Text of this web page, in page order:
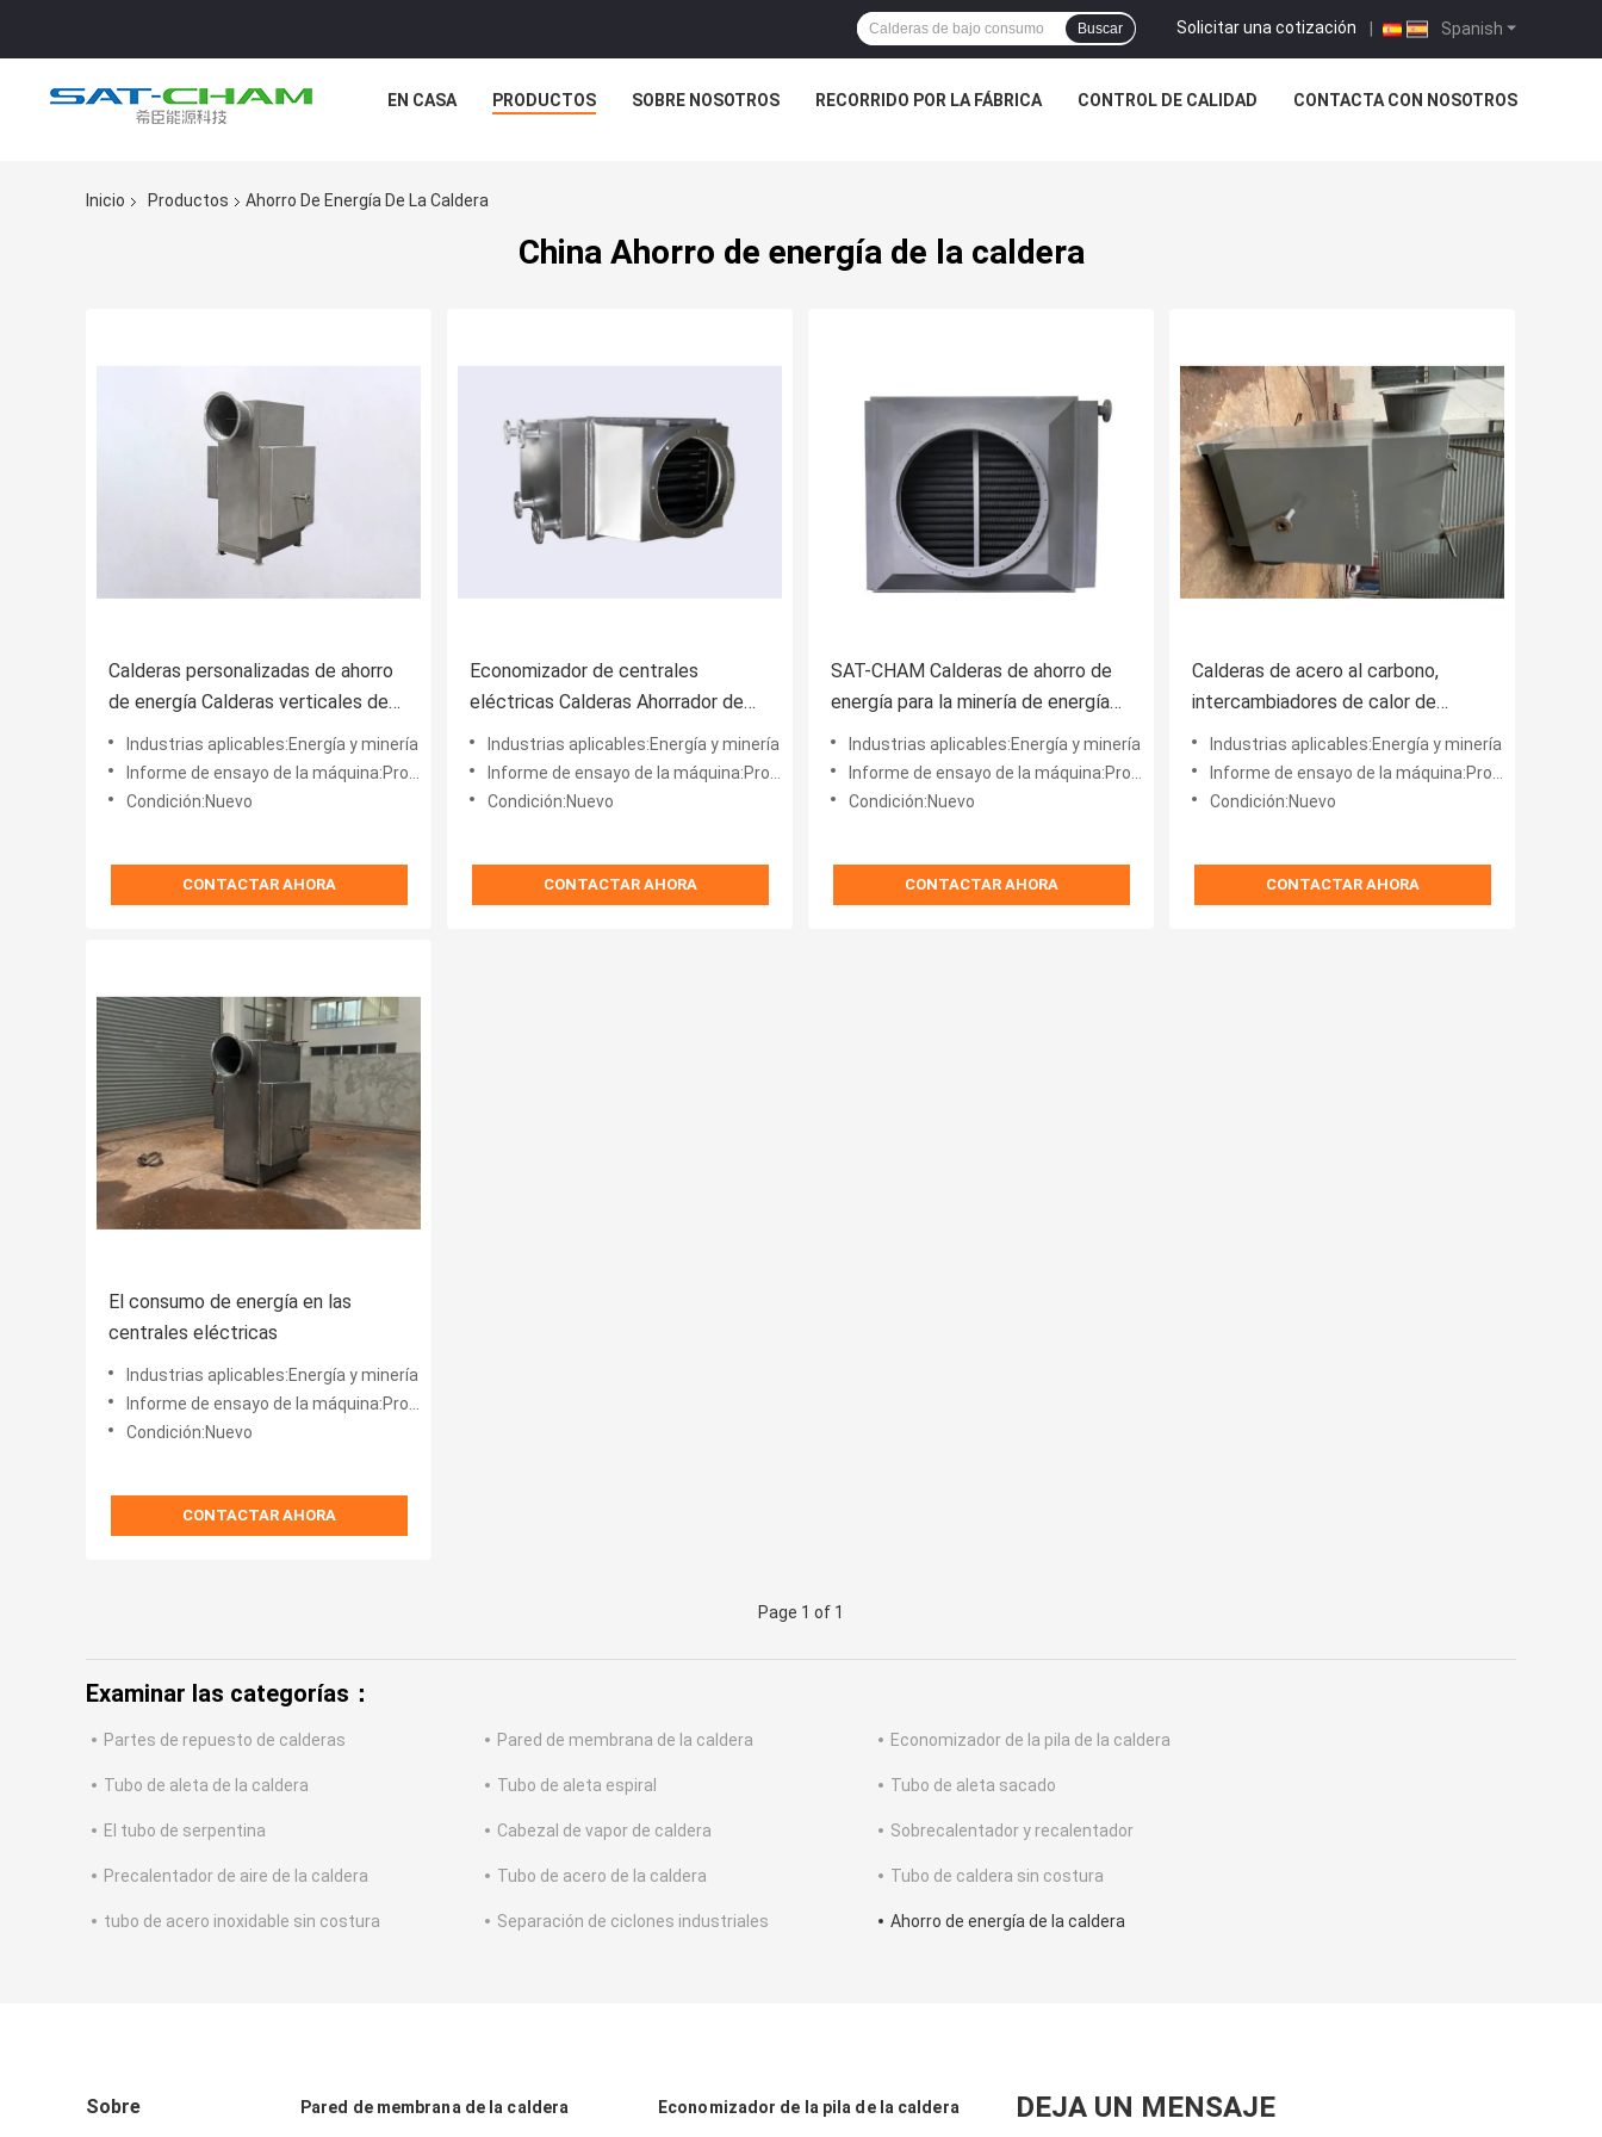
Spanish
Solicitar una cotización |
Buscar
EN CASA PRODUCTOS SOBRE NOSOTROS RECORRIDO POR LA FÁBRICA CONTROL DE CALIDAD CONTACTA CON NOSOTROS
Inicio Productos Ahorro De Energía De La Caldera
China Ahorro de energía de la caldera
Calderas personalizadas de ahorro
de energía Calderas verticales de
eficiencia energética
Industrias aplicables:Energía y minería
Informe de ensayo de la máquina:Proveedor
Condición:Nuevo
CONTACTAR AHORA
Economizador de centrales
eléctricas Calderas Ahorrador de
energía Esmalte 0,34 mm
Industrias aplicables:Energía y minería
Informe de ensayo de la máquina:Proveedor
Condición:Nuevo
CONTACTAR AHORA
SAT-CHAM Calderas de ahorro de
energía para la minería de energía
certificación ISO
Industrias aplicables:Energía y minería
Informe de ensayo de la máquina:Proveedor
Condición:Nuevo
CONTACTAR AHORA
Calderas de acero al carbono,
intercambiadores de calor de
ahorro de energía, calderas de
ahorro de gas
Industrias aplicables:Energía y minería
Informe de ensayo de la máquina:Proveedor
Condición:Nuevo
CONTACTAR AHORA
El consumo de energía en las
centrales eléctricas
Industrias aplicables:Energía y minería
Informe de ensayo de la máquina:Proveedor
Condición:Nuevo
CONTACTAR AHORA
Page 1 of 1
Examinar las categorías：
Partes de repuesto de calderas Pared de membrana de la caldera Economizador de la pila de la caldera
Tubo de aleta de la caldera Tubo de aleta espiral Tubo de aleta sacado
El tubo de serpentina Cabezal de vapor de caldera Sobrecalentador y recalentador
Precalentador de aire de la caldera Tubo de acero de la caldera Tubo de caldera sin costura
tubo de acero inoxidable sin costura Separación de ciclones industriales Ahorro de energía de la caldera
Sobre Pared de membrana de la caldera Economizador de la pila de la caldera DEJA UN MENSAJE